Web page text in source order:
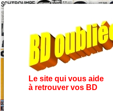
Le site qui vous aide
à retrouver vos BD